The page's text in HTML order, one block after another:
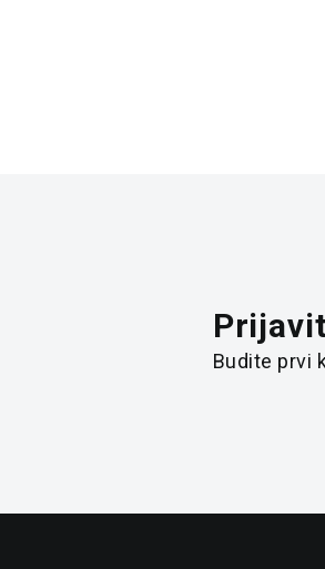
Budite prvi